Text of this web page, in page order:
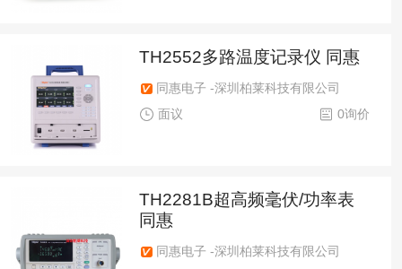
TH2552多路温度记录仪 同惠
同惠电子 -深圳柏莱科技有限公司
0询价
面议
TH2281B超高频毫伏/功率表
同惠
同惠电子 -深圳柏莱科技有限公司